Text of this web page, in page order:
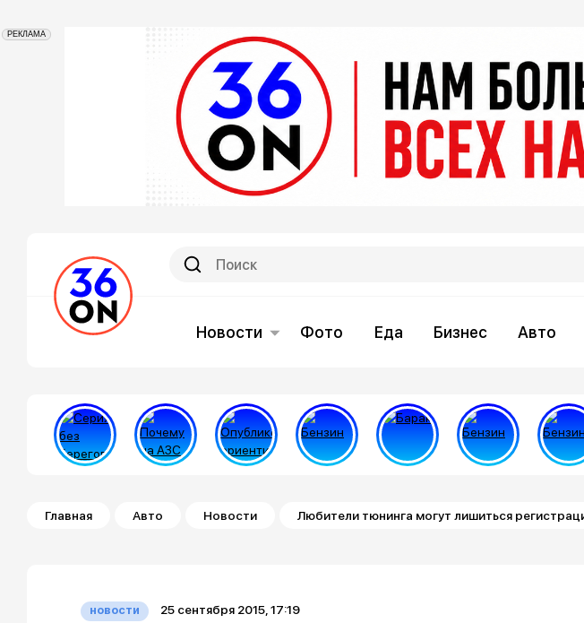
РЕКЛАМА
Новости Фото Еда Бизнес Авто
Строка навигации
Главная Авто Новости Любители тюнинга могут лишиться
новости 25 сентября 2015, 17:19